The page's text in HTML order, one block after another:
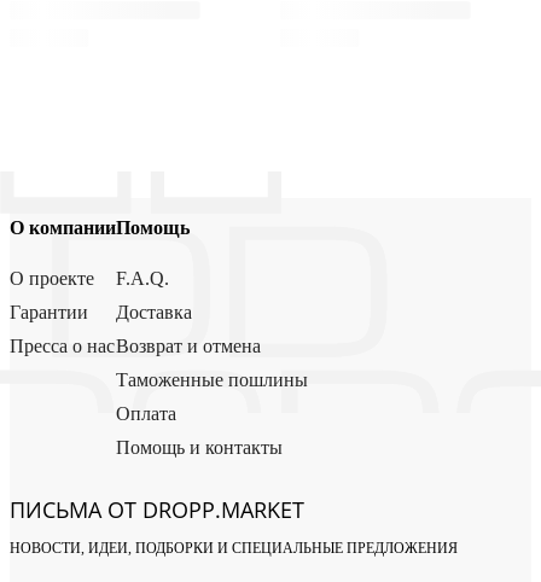
О компании
О проекте
Гарантии
Пресса о нас
Помощь
F.A.Q.
Доставка
Возврат и отмена
Таможенные пошлины
Оплата
Помощь и контакты
ПИСЬМА ОТ DROPP.MARKET
НОВОСТИ, ИДЕИ, ПОДБОРКИ И СПЕЦИАЛЬНЫЕ ПРЕДЛОЖЕНИЯ